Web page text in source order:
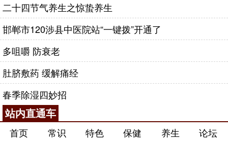
二十四节气养生之惊蛰养生
邯郸市120涉县中医院站“一键拨”开通了
多咀嚼 防衰老
肚脐敷药 缓解痛经
春季除湿四妙招
站内直通车
首页 常识 特色 保健 养生
论坛